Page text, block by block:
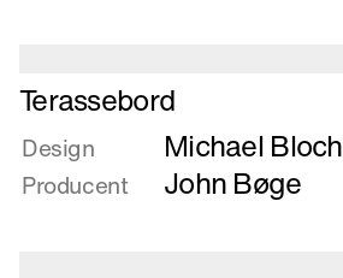
Læs
mere
om
Terassebord
Terassebord
Design Michael Bloch
Producent John Bøge